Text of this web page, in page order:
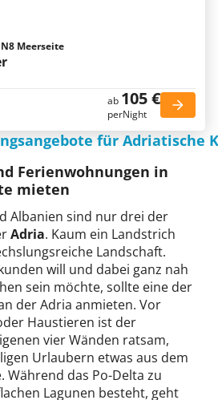
Meerseite
ab 105 €
perNight
für Adriatische
Ferienwohnungen in
mieten
Albanien sind nur drei der
Adria. Kaum ein Landstrich
Landschaft.
will und dabei ganz nah
sein möchte, sollte eine der
der Adria anmieten. Vor
Haustieren ist der
vier Wänden ratsam,
Urlaubern etwas aus dem
Während das Po-Delta zu
Lagunen besteht, geht